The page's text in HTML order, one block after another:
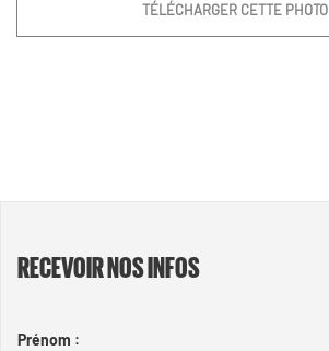
TÉLÉCHARGER CETTE PHOTO
RECEVOIR NOS INFOS
Prénom :